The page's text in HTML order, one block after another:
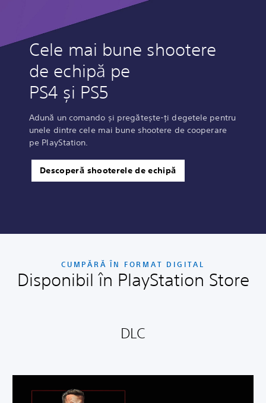
Cele mai bune shootere
de echipă pe
PS4 și PS5
Adună un comando și pregătește-ți degetele pentru
unele dintre cele mai bune shootere de cooperare
pe PlayStation.
Descoperă shooterele de echipă
CUMPĂRĂ ÎN FORMAT DIGITAL
Disponibil în PlayStation Store
DLC